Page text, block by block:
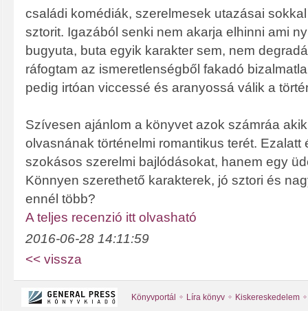
családi komédiák, szerelmesek utazásai
sztorit. Igazából senki nem akarja elhinni ami
bugyuta, buta egyik karakter sem, nem
ráfogtam az ismeretlenségből fakadó
pedig irtóan viccessé és aranyossá válik a
Szívesen ajánlom a könyvet azok számráa
olvasnának történelmi romantikus terét. Ezalatt
szokásos szerelmi bajlódásokat, hanem egy
Könnyen szerethető karakterek, jó sztori és
ennél több?
A teljes recenzió itt olvasható
2016-06-28 14:11:59
<< vissza
Könyvportál Líra könyv Kiskereskedelem